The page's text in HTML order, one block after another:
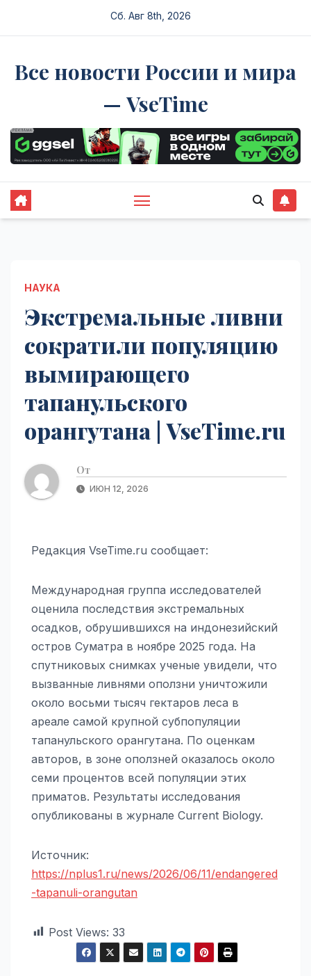
Сб. Авг 8th, 2026
Все новости России и мира
— VseTime
НАУКА
Экстремальные ливни
сократили популяцию
вымирающего
тапанульского
орангутана | VseTime.ru
От
ИЮН 12, 2026
Редакция VseTime.ru сообщает:
Международная группа исследователей
оценила последствия экстремальных
осадков, обрушившихся на индонезийский
остров Суматра в ноябре 2025 года. На
спутниковых снимках ученые увидели, что
вызванные ливнями оползни уничтожили
около восьми тысяч гектаров леса в
ареале самой крупной субпопуляции
тапанульского орангутана. По оценкам
авторов, в зоне оползней оказалось около
семи процентов всей популяции этих
приматов. Результаты исследования
опубликованы в журнале Current Biology.
Источник:
https://nplus1.ru/news/2026/06/11/endangered
-tapanuli-orangutan
Post Views: 33